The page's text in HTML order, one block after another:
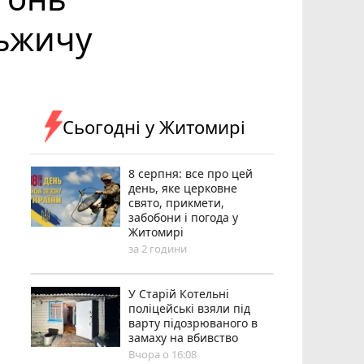
Сьогодні у Житомирі
8 серпня: все про цей
день, яке церковне
свято, прикмети,
забобони і погода у
Житомирі
за 2 години
У Старій Котельні
поліцейські взяли під
варту підозрюваного в
замаху на вбивство
Вчора о 16:08